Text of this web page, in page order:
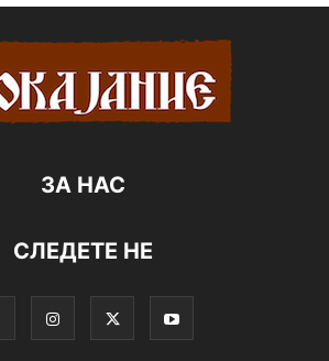
ЗА НАС
СЛЕДЕТЕ НЕ